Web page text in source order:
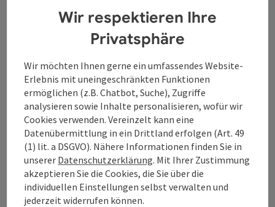
Oberösterreich
WGD Donau Oberösterreich Tourismus
Lindengasse 9
4040 Linz
+43 732 7277 - 888
info@donauregion.at
Wir respektieren Ihre
Privatsphäre
Wir möchten Ihnen gerne ein umfassendes Website-
Erlebnis mit uneingeschränkten Funktionen
ermöglichen (z.B. Chatbot, Suche), Zugriffe
analysieren sowie Inhalte personalisieren, wofür wir
Cookies verwenden. Vereinzelt kann eine
Datenübermittlung in ein Drittland erfolgen (Art. 49
(1) lit. a DSGVO). Nähere Informationen finden Sie in
unserer Datenschutzerklärung. Mit Ihrer Zustimmung
akzeptieren Sie die Cookies, die Sie über die
individuellen Einstellungen selbst verwalten und
jederzeit widerrufen können.